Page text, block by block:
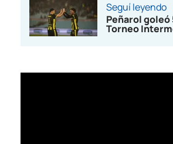
Seguí leyendo
Peñarol goleó
Torneo